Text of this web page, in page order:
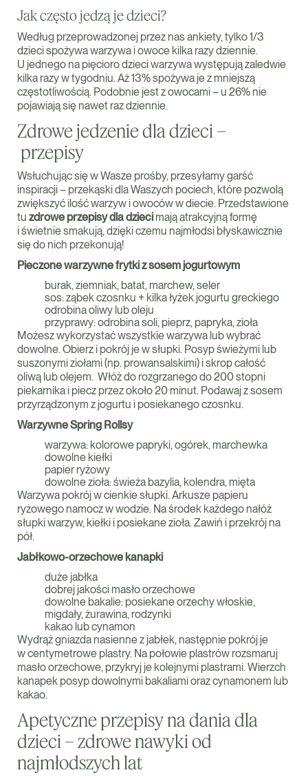
Jak często jedzą je dzieci?
Według przeprowadzonej przez nas ankiety, tylko 1/3
dzieci spożywa warzywa i owoce kilka razy dziennie.
U jednego na pięcioro dzieci warzywa występują zaledwie
kilka razy w tygodniu. Aż 13% spożywa je z mniejszą
częstotliwością. Podobnie jest z owocami – u 26% nie
pojawiają się nawet raz dziennie.
Zdrowe jedzenie dla dzieci –
przepisy
Wsłuchując się w Wasze prośby, przesyłamy garść
inspiracji – przekąski dla Waszych pociech, które pozwolą
zwiększyć ilość warzyw i owoców w diecie. Przedstawione
tu zdrowe przepisy dla dziecimają atrakcyjną formę
i świetnie smakują, dzięki czemu najmłodsi błyskawicznie
się do nich przekonują!
Pieczone warzywne frytki z sosem jogurtowym
burak, ziemniak, batat, marchew, seler
sos: ząbek czosnku + kilka łyżek jogurtu greckiego
odrobina oliwy lub oleju
przyprawy: odrobina soli, pieprz, papryka, zioła
Możesz wykorzystać wszystkie warzywa lub wybrać
dowolne. Obierz i pokrój je w słupki. Posyp świeżymi lub
suszonymi ziołami (np. prowansalskimi) i skrop całość
oliwą lub olejem. Włóż do rozgrzanego do 200 stopni
piekarnika i piecz przez około 20 minut. Podawaj z sosem
przyrządzonym z jogurtu i posiekanego czosnku.
Warzywne Spring Rollsy
warzywa: kolorowe papryki, ogórek, marchewka
dowolne kiełki
papier ryżowy
dowolne zioła: świeża bazylia, kolendra, mięta
Warzywa pokrój w cienkie słupki. Arkusze papieru
ryżowego namocz w wodzie. Na środek każdego nałóż
słupki warzyw, kiełki i posiekane zioła. Zawiń i przekrój na
pół.
Jabłkowo-orzechowe kanapki
duże jabłka
dobrej jakości masło orzechowe
dowolne bakalie: posiekane orzechy włoskie,
migdały, żurawina, rodzynki
kakao lub cynamon
Wydrąż gniazda nasienne z jabłek, następnie pokrój je
w centymetrowe plastry. Na połowie plastrów rozsmaruj
masło orzechowe, przykryj je kolejnymi plastrami. Wierzch
kanapek posyp dowolnymi bakaliami oraz cynamonem lub
kakao.
Apetyczne przepisy na dania dla
dzieci – zdrowe nawyki od
najmłodszych lat